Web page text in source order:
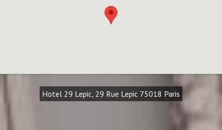
Hotel 29 Lepic, 29 Rue Lepic 75018 Paris